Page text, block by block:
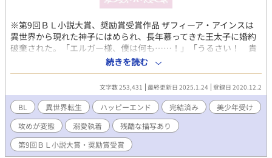
※第9回ＢＬ小説大賞、奨励賞受賞作品 ザフィーア・アインスは
異世界から現れた神子にはめられ、長年慕ってきた王太子に婚約
破棄された。「エルガー様、僕は何も……！」「うるさい！ 貴
様の声など聞きたくない！ 耳障りだ！」ザフィーアは弁明しよ
うとするが、王太子は聞く耳を持たない。 アインス公爵は牢屋に
入れられたザフィーアを「アインス公爵家の恥さらしが！」と罵
り頬を叩く。 婚約者に裏切られ、親に見捨てられたザフィーア
は、神子を害した悪人として国境近くの教会に幽閉されることに
なる。 恵みの雨を降らせ民の信仰を集める神子、その神子を害し
たザフィーアに民から浴びせられる言葉は冷たい。「死ね！ 悪
魔！」「くらえろくでなし！ 天誅！」「消えろ！」「くたば
れ！ 化け物！」民衆から石を投げられ、失意のままた王都をあ
続きを読む
文字数 253,431 最終更新日 2025.1.24 登録日 2020.12.2
BL 異世界転生 ハッピーエンド 完結済み
美少年受け
攻めが変態
溺愛執着
残酷な描写あり
第9回ＢＬ小説大賞・奨励賞受賞